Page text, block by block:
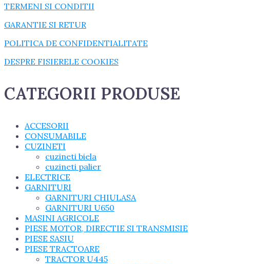
TERMENI SI CONDITII
GARANTIE SI RETUR
POLITICA DE CONFIDENTIALITATE
DESPRE FISIERELE COOKIES
CATEGORII PRODUSE
ACCESORII
CONSUMABILE
CUZINETI
cuzineti biela
cuzineti palier
ELECTRICE
GARNITURI
GARNITURI CHIULASA
GARNITURI U650
MASINI AGRICOLE
PIESE MOTOR, DIRECTIE SI TRANSMISIE
PIESE SASIU
PIESE TRACTOARE
TRACTOR U445